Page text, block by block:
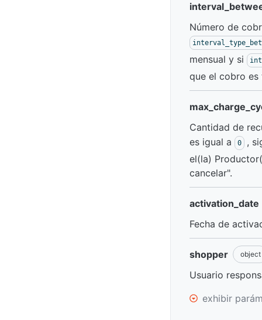
Número de
mensual y si
que el cobro es
Cantidad de
es igual a
0
,
el(la)
cancelar".
activation_date
Fecha de
shopper object
Usuario
exhibir